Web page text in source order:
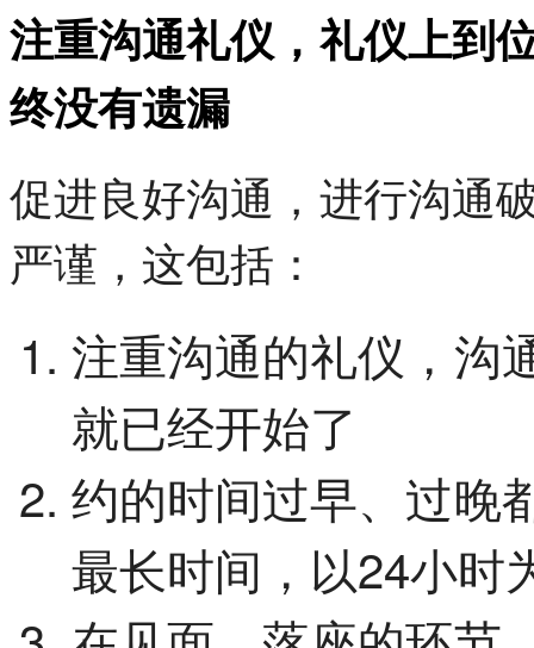
注重沟通礼仪，礼仪上到
终没有遗漏
促进良好沟通，进行沟通
严谨，这包括：
注重沟通的礼仪，沟
就已经开始了
约的时间过早、过晚
最长时间，以24小时